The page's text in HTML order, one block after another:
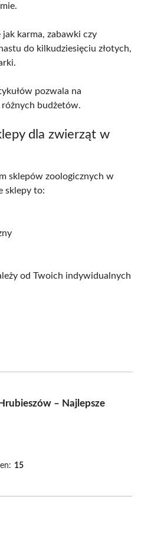
karma, zabawki czy
do kilkudziesięciu złotych,
pozwala na
budżetów.
dla zwierząt w
sklepów zoologicznych w
sklepy to:
od Twoich indywidualnych
– Najlepsze
15